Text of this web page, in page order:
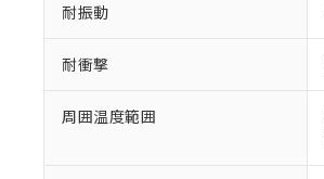
耐振動
耐衝撃
周囲温度範囲